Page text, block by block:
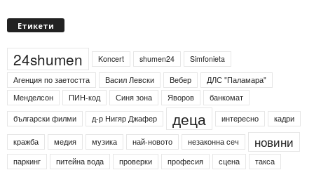
Етикети
24shumen Koncert shumen24
Simfonieta
Агенция по заетостта
Васил Левски Вебер
ДЛС "Паламара"
Менделсон
ПИН-код Синя зона Яворов
банкомат
български филми
д-р Нигяр Джафер деца интересно кадри
кражба медия музика най-новото незаконна сеч новини
паркинг питейна вода проверки професия сцена такса